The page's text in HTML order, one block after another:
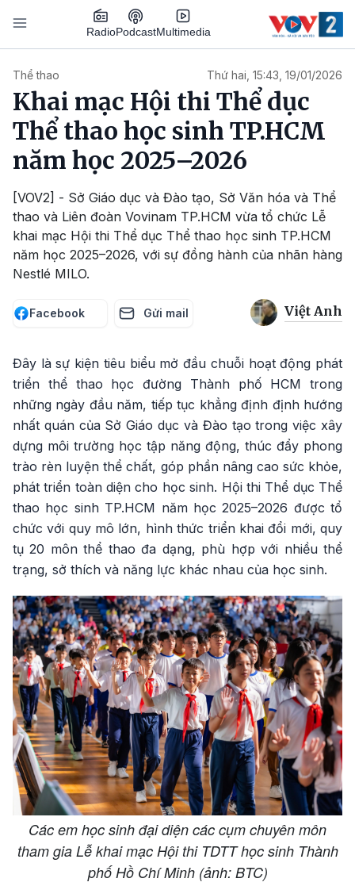
Nhảy đến nội dung
RadioPodcastMultimedia
Thể thao Thứ hai, 15:43, 19/01/2026
Khai mạc Hội thi Thể dục
Thể thao học sinh TP.HCM
năm học 2025–2026
[VOV2] - Sở Giáo dục và Đào tạo, Sở Văn hóa và Thể
thao và Liên đoàn Vovinam TP.HCM vừa tổ chức Lễ
khai mạc Hội thi Thể dục Thể thao học sinh TP.HCM
năm học 2025–2026, với sự đồng hành của nhãn hàng
Nestlé MILO.
Facebook Gửi mail Việt Anh
Đây là sự kiện tiêu biểu mở đầu chuỗi hoạt động phát
triển thể thao học đường Thành phố HCM trong
những ngày đầu năm, tiếp tục khẳng định định hướng
nhất quán của Sở Giáo dục và Đào tạo trong việc xây
dựng môi trường học tập năng động, thúc đẩy phong
trào rèn luyện thể chất, góp phần nâng cao sức khỏe,
phát triển toàn diện cho học sinh. Hội thi Thể dục Thể
thao học sinh TP.HCM năm học 2025–2026 được tổ
chức với quy mô lớn, hình thức triển khai đổi mới, quy
tụ 20 môn thể thao đa dạng, phù hợp với nhiều thể
trạng, sở thích và năng lực khác nhau của học sinh.
Các em học sinh đại diện các cụm chuyên môn
tham gia Lễ khai mạc Hội thi TDTT học sinh Thành
phố Hồ Chí Minh (ảnh: BTC)